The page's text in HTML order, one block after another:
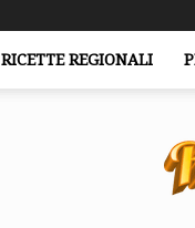
RICETTE REGIONALI